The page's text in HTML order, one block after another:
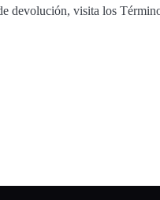
devolución, visita los